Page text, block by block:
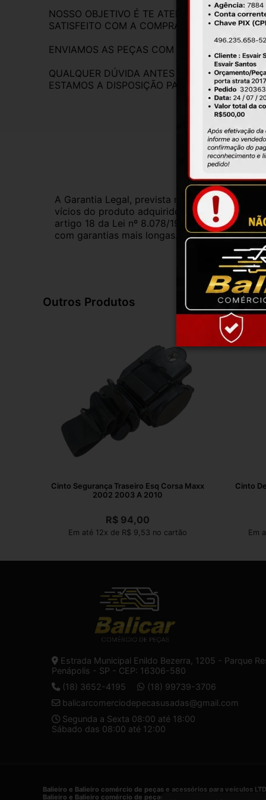
NOSSO OBJETIVO É TE ATENDER DA
SATISFEITO COM A COMPRA
ENVIAMOS AS PEÇAS COM NOTA A FISCAL.
QUALQUER DÚVIDA ANTES DA COMPRA,
ESTAMOS A DISPOSIÇÃO PARA RESPONDER.
A Garantia Legal, prevista no Código de
vícios do produto adquirido.Na
artigo 18 da Lei nº 8.078/1990, ou, ainda, a
com garantias mais longas. Consulte nossos
Outros Produtos
Cinto Segurança Traseiro Esq Corsa Maxx
2002 2003 A 2010
R$94,00
Em até 12x de R$ 9,53 no cartão
Cinto
Em
Estrada Municipal Enildo Bezerra, 1205 - Parque
Penápolis - SP - CEP: 16306-580
(18) 3652-4195
(18) 99739-3706
balicarcomerciodepecasusadas@gmail.com
Segunda a Sexta 08:00 até 18:00
Sábado das 08:00 até 12:00
Balieiro e Balieiro comércio de peças e acessórios para veículos
Balieiro e Balieiro comércio de peças e acessórios para veículos